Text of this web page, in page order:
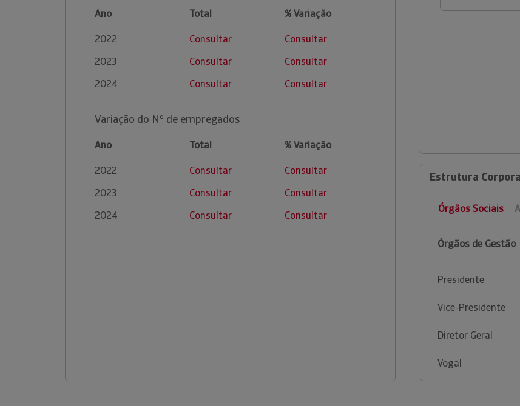
Ano Total
% Variação
2022
Consultar
Consultar
2023
Consultar
Consultar
2024
Consultar Consultar
Variação do Nº de empregados
Ano Total
% Variação
2022
Consultar
Consultar
2023
Consultar
Consultar
2024
Consultar Consultar
Estrutura
Órgãos Sociais
Órgãos de Gestão
Presidente
Vice-Presidente
Diretor Geral
Vogal